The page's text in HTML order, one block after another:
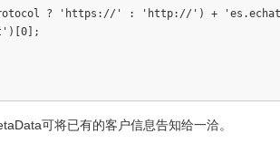
? 'https://' : 'http://') +
可将已有的客户信息告知给一洽。